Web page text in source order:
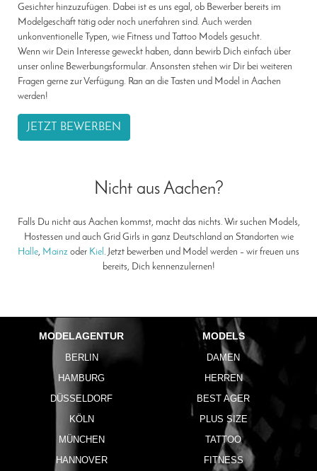
Gesichter hinzuzufügen. Dabei ist es uns egal, ob Bewerber bereits im
Modelgeschäft tätig oder noch unerfahren sind. Auch werden
unkonventionelle Typen, wie Fitness und Tattoo Models gesucht.
Wenn wir Dein Interesse geweckt haben, dann bewirb Dich einfach über
unser online Bewerbungsformular. Ansonsten stehen wir Dir bei weiteren
Fragen gerne zur Verfügung. Ran an die Tasten und Model in Aachen
werden!
JETZT BEWERBEN
Nicht aus Aachen?
Falls Du nicht aus Aachen kommst, macht das nichts. Wir suchen Models,
Hostessen und auch Grid Girls in ganz Deutschland an Standorten wie
Halle, Mainz oder Kiel . Jetzt bewerben und Model werden – wir freuen uns
bereits, Dich kennenzulernen!
MODELAGENTUR
BERLIN
HAMBURG
DÜSSELDORF
KÖLN
MÜNCHEN
HANNOVER
MODELS
DAMEN
HERREN
BEST AGER
PLUS SIZE
TATTOO
FITNESS